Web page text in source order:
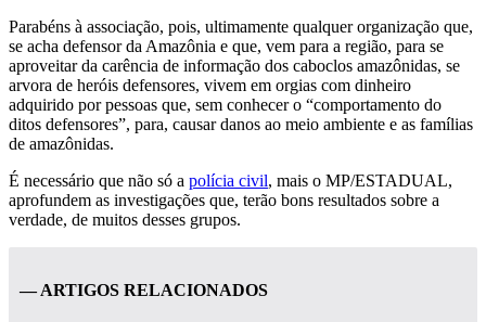
Parabéns à associação, pois, ultimamente qualquer organização que,
se acha defensor da Amazônia e que, vem para a região, para se
aproveitar da carência de informação dos caboclos amazônidas, se
arvora de heróis defensores, vivem em orgias com dinheiro
adquirido por pessoas que, sem conhecer o “comportamento do
ditos defensores”, para, causar danos ao meio ambiente e as famílias
de amazônidas.
É necessário que não só a polícia civil, mais o MP/ESTADUAL,
aprofundem as investigações que, terão bons resultados sobre a
verdade, de muitos desses grupos.
— ARTIGOS RELACIONADOS